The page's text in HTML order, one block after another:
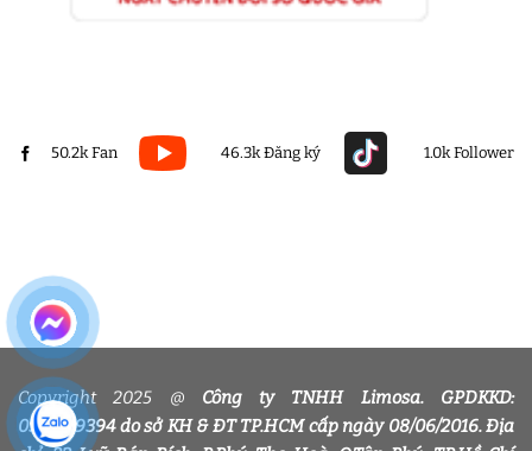
50.2k Fan 46.3k Đăng ký 1.0k Follower
Copyright 2025 @ Công ty TNHH Limosa. GPDKKD:
0318339394 do sở KH & ĐT TP.HCM cấp ngày 08/06/2016. Địa